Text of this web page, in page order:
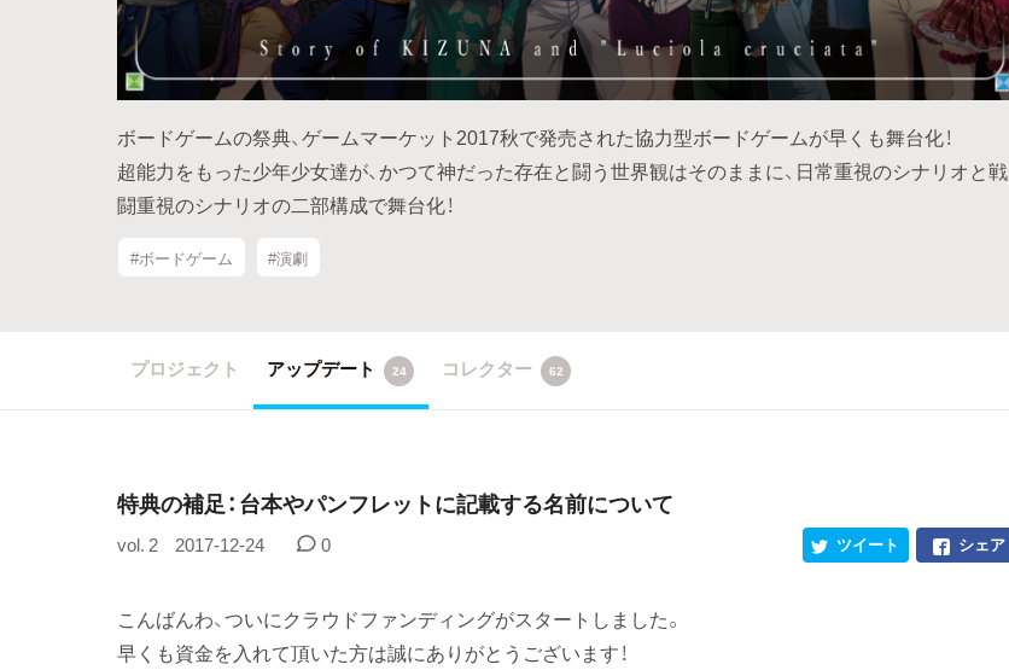
ボードゲームの祭典、ゲームマーケット2017秋で発売された協力型ボードゲームが早くも舞台化！
超能力をもった少年少女達が、かつて神だった存在と闘う世界観はそのままに、日常重視のシナリオと戦
闘重視のシナリオの二部構成で舞台化！
#ボードゲーム #演劇
プロジェクト アップデート 24 コレクター 62
特典の補足：台本やパンフレットに記載する名前について
vol. 2 2017-12-24 0 シェア
ツイート
こんばんわ、ついにクラウドファンディングがスタートしました。
早くも資金を入れて頂いた方は誠にありがとうございます！